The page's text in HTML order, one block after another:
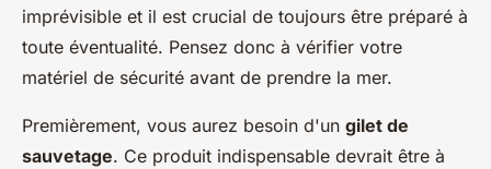
imprévisible et il est crucial de toujours être préparé à
toute éventualité. Pensez donc à vérifier votre
matériel de sécurité avant de prendre la mer.
Premièrement, vous aurez besoin d'un gilet de
sauvetage. Ce produit indispensable devrait être à